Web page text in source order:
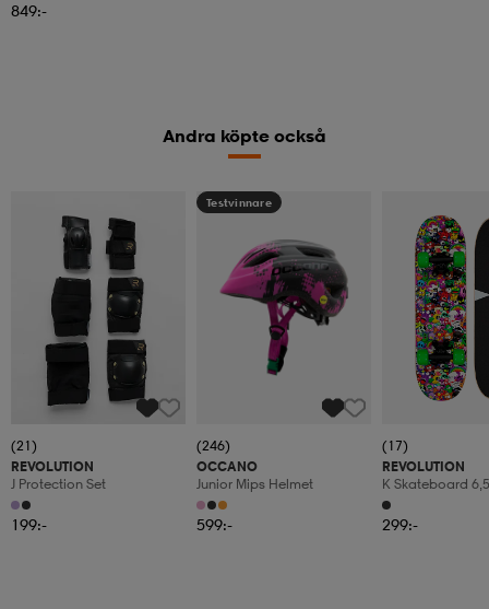
849:-
Andra köpte också
(21)
REVOLUTION
J Protection Set
199:-
Testvinnare
(246)
OCCANO
Junior Mips Helmet
599:-
(17)
REVOLUTION
K Skateboard 6,5
299:-